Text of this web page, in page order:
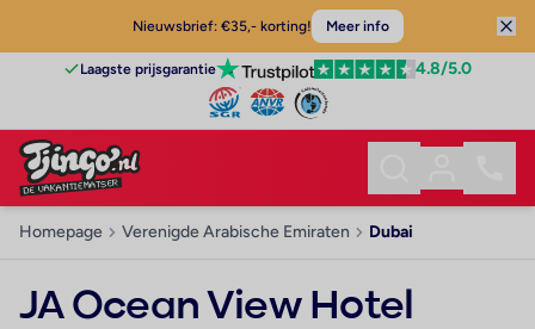
Nieuwsbrief: €35,- korting! Meer info
Laagste prijsgarantie 4.8/5.0
Homepage Verenigde Arabische Emiraten Dubai
JA Ocean View Hotel